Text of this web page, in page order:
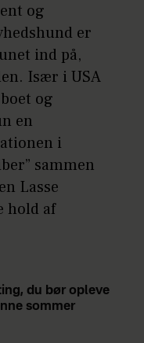
og
er
ind på,
Især i USA
og
en
i
sammen
Lasse
hold af
du bør opleve
sommer